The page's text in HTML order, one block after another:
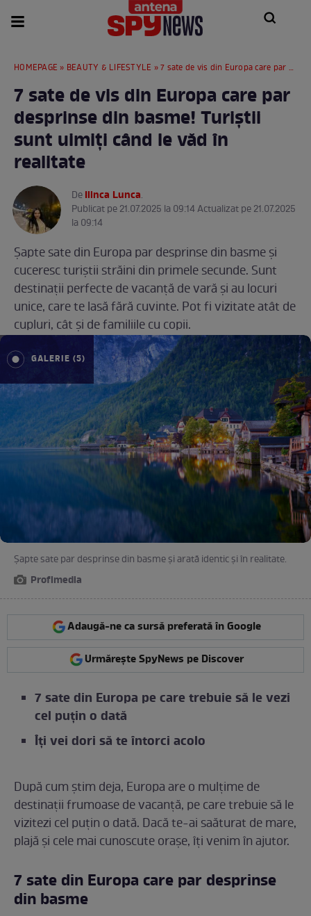
HOMEPAGE » BEAUTY & LIFESTYLE » 7 sate de vis din Europa care par desprinse din basme! Turiștii sunt uimiți când le văd în realitate
7 sate de vis din Europa care par
desprinse din basme! Turiștii
sunt uimiți când le văd în
realitate
DeIlinca Lunca.
Publicat pe 21.07.2025 la 09:14 Actualizat pe 21.07.2025
la 09:14
Șapte sate din Europa par desprinse din basme și
cuceresc turiștii străini din primele secunde. Sunt
destinații perfecte de vacanță de vară și au locuri
unice, care te lasă fără cuvinte. Pot fi vizitate atât de
cupluri, cât și de familiile cu copii.
GALERIE (5)
Șapte sate par desprinse din basme și arată identic și în realitate.
Profimedia
Adaugă-ne ca sursă preferată în Google
Urmărește SpyNews pe Discover
7 sate din Europa pe care trebuie să le vezi
cel puțin o dată
Îți vei dori să te întorci acolo
După cum știm deja, Europa are o mulțime de
destinații frumoase de vacanță, pe care trebuie să le
vizitezi cel puțin o dată. Dacă te-ai saăturat de mare,
plajă și cele mai cunoscute orașe, îți venim în ajutor.
7 sate din Europa care par desprinse
din basme